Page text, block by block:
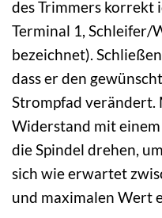
des Trimmers korrekt
Terminal 1, Schleifer/
bezeichnet).
dass er den
Strompfad verändert.
Widerstand mit
die Spindel drehen,
sich wie erwartet
und maximalen Wert